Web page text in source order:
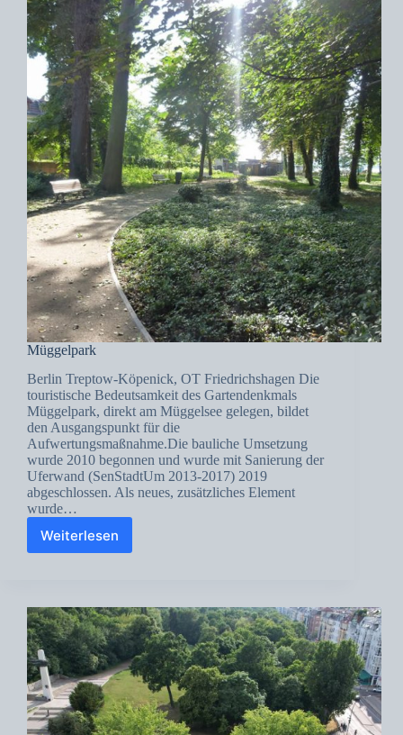
Müggelpark
Berlin Treptow-Köpenick, OT Friedrichshagen Die
touristische Bedeutsamkeit des Gartendenkmals
Müggelpark, direkt am Müggelsee gelegen, bildet
den Ausgangspunkt für die
Aufwertungsmaßnahme.Die bauliche Umsetzung
wurde 2010 begonnen und wurde mit Sanierung der
Uferwand (SenStadtUm 2013-2017) 2019
abgeschlossen. Als neues, zusätzliches Element
wurde…
Weiterlesen
Müggelpark